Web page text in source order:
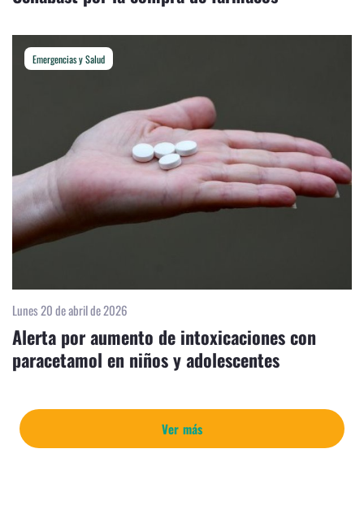
Ver más
Emergencias y Salud
Lunes 20 de abril de 2026
Alerta por aumento de intoxicaciones con
paracetamol en niños y adolescentes